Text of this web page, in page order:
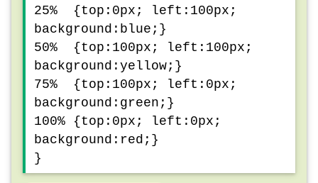
25% {top:0px; left:100px;
background:blue;}
50% {top:100px; left:100px;
background:yellow;}
75% {top:100px; left:0px;
background:green;}
100% {top:0px; left:0px;
background:red;}
}